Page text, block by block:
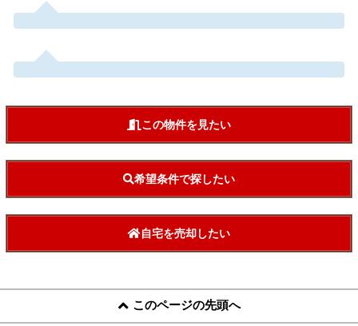
この物件を見たい
希望条件で探したい
自宅を売却したい
このページの先頭へ